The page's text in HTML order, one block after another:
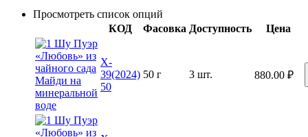
Просмотреть список опций
КОД
Фасовка Доступность Цена
X-
39(2024)
50
50 г 3 шт. 880.00 ₽